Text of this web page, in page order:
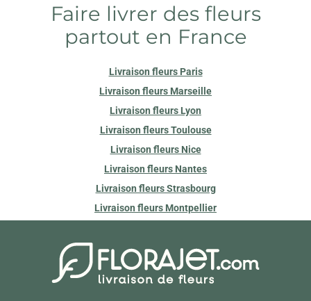
Faire livrer des fleurs
partout en France
Livraison fleurs Paris
Livraison fleurs Marseille
Livraison fleurs Lyon
Livraison fleurs Toulouse
Livraison fleurs Nice
Livraison fleurs Nantes
Livraison fleurs Strasbourg
Livraison fleurs Montpellier